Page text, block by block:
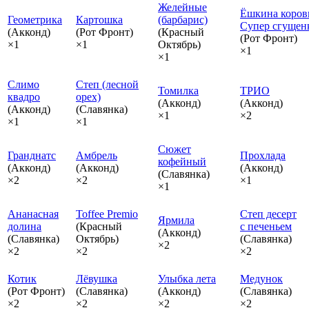
Геометрика
(Акконд)
×1
Картошка
(Рот Фронт)
×1
Желейные
(барбарис)
(Красный
Октябрь)
×1
Ёшкина
Супер
(Рот Фронт)
×1
Слимо
квадро
(Акконд)
×1
Степ (лесной
орех)
(Славянка)
×1
Томилка
(Акконд)
×1
ТРИО
(Акконд)
×2
Гранднатс
(Акконд)
×2
Амбрель
(Акконд)
×2
Сюжет
кофейный
(Славянка)
×1
Прохлада
(Акконд)
×1
Ананасная
долина
(Славянка)
×2
Toffee Premio
(Красный
Октябрь)
×2
Ярмила
(Акконд)
×2
Степ десерт
с печеньем
(Славянка)
×2
Котик
(Рот Фронт)
×2
Лёвушка
(Славянка)
×2
Улыбка лета
(Акконд)
×2
Медунок
(Славянка)
×2